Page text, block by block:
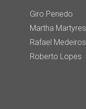
Giro Penedo
Martha Martyres
Rafael Medeiros
Roberto Lopes